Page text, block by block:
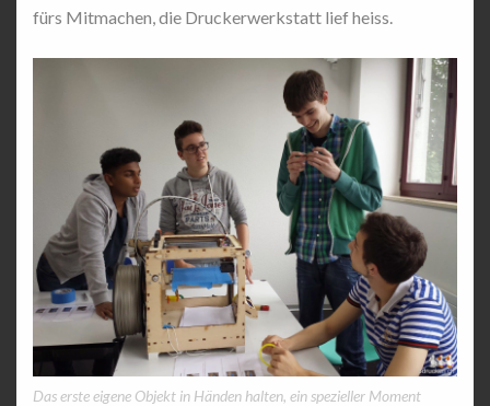
fürs Mitmachen, die Druckerwerkstatt lief heiss.
Das erste eigene Objekt in Händen halten, ein spezieller Moment